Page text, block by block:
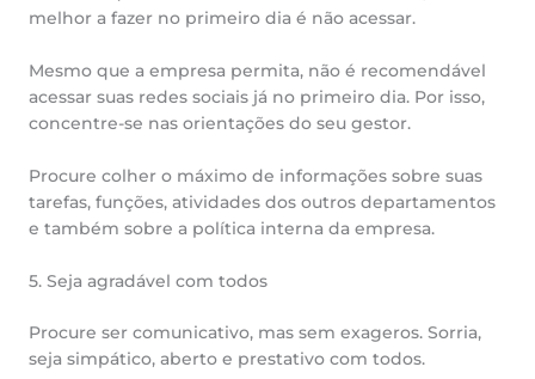
melhor a fazer no primeiro dia é não acessar.
Mesmo que a empresa permita, não é recomendável
acessar suas redes sociais já no primeiro dia. Por isso,
concentre-se nas orientações do seu gestor.
Procure colher o máximo de informações sobre suas
tarefas, funções, atividades dos outros departamentos
e também sobre a política interna da empresa.
5. Seja agradável com todos
Procure ser comunicativo, mas sem exageros. Sorria,
seja simpático, aberto e prestativo com todos.